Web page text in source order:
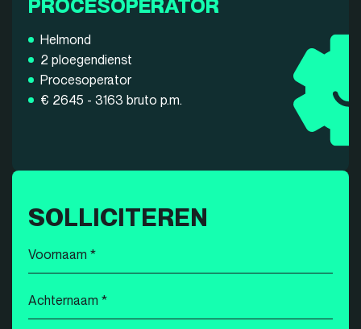
SOLLICITEREN
Voornaam
*
Achternaam
*
PROCESOPERATOR
Helmond
2 ploegendienst
Procesoperator
€ 2645 - 3163 bruto p.m.